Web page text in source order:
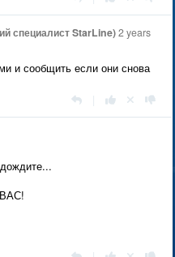
специалист StarLine)2 years
и сообщить если они снова